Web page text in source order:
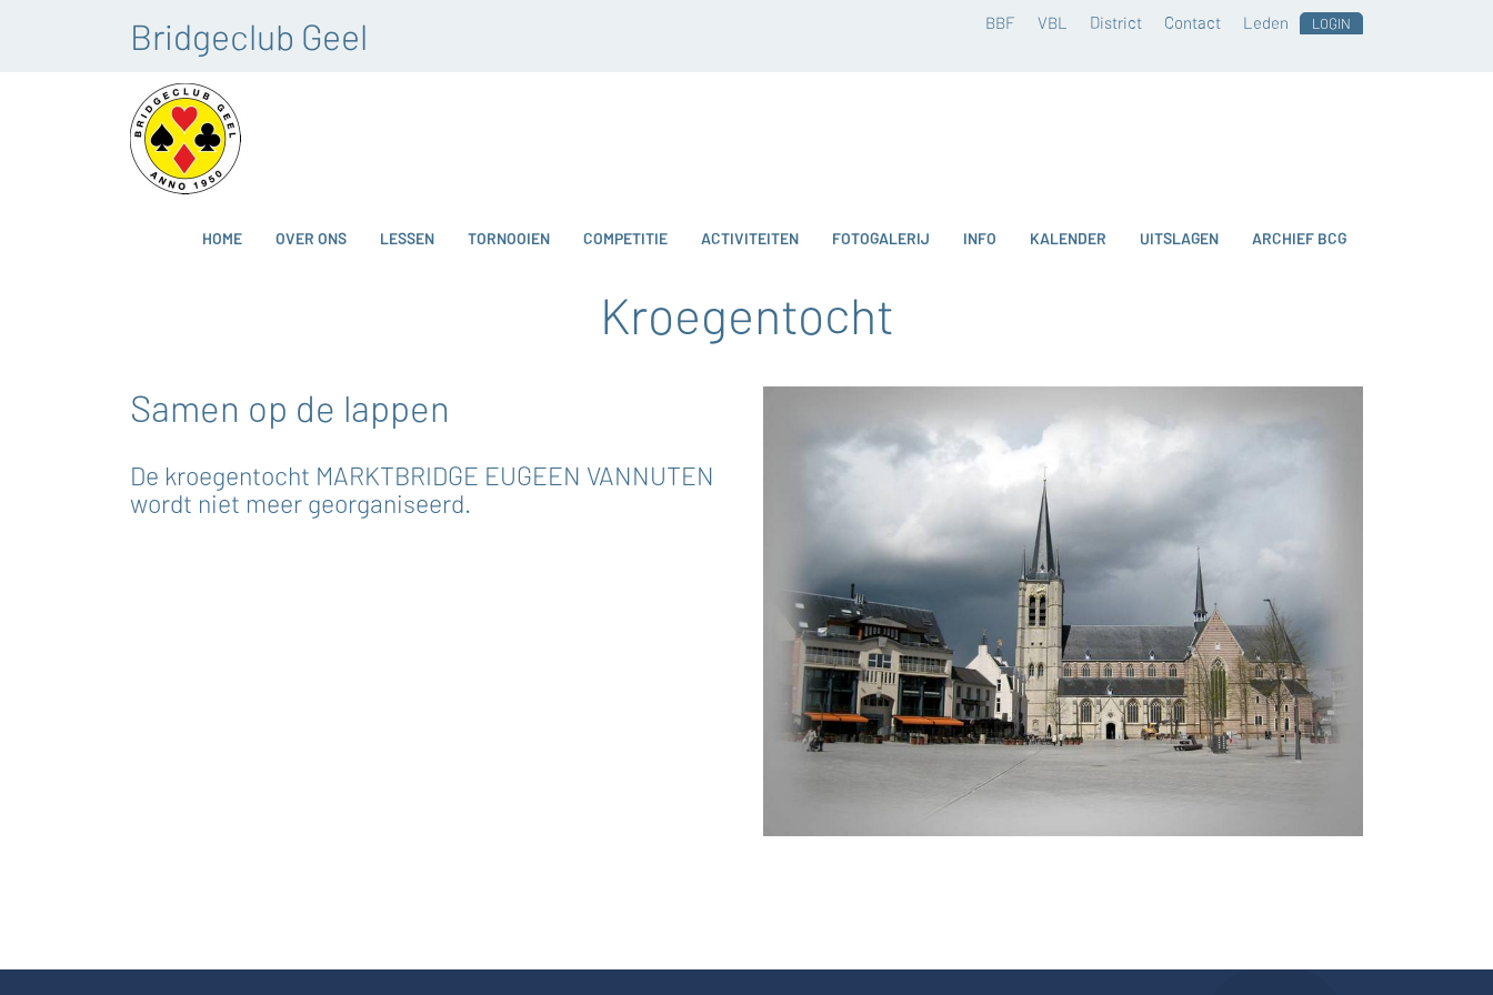
Bridgeclub Geel BBF VBL District Contact Leden LOGIN
HOME OVER ONS LESSEN TORNOOIEN COMPETITIE ACTIVITEITEN FOTOGALERIJ INFO KALENDER UITSLAGEN ARCHIEF BCG
Kroegentocht
Samen op de lappen
De kroegentocht MARKTBRIDGE EUGEEN VANNUTEN
wordt niet meer georganiseerd.